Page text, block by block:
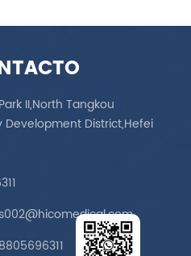
II,North Tangkou
Development District,Hefei